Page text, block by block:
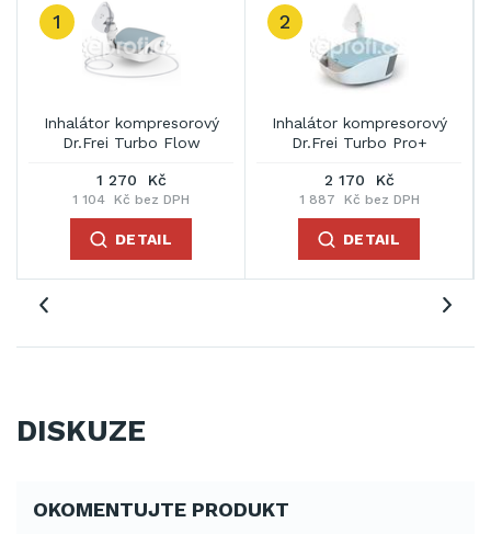
1
Inhalátor kompresorový
Dr.Frei Turbo Flow
1 270 Kč
1 104 Kč bez DPH
DETAIL
2
Inhalátor kompresorový
Dr.Frei Turbo Pro+
2 170 Kč
1 887 Kč bez DPH
DETAIL
DISKUZE
OKOMENTUJTE PRODUKT